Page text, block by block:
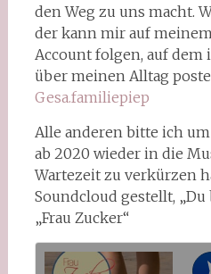
den Weg zu uns macht.
der kann mir auf
Account folgen, auf dem
über meinen Alltag
Gesa.familiepiep
Alle anderen bitte ich
ab 2020 wieder in die
Wartezeit zu verkürzen
Soundcloud gestellt,
„Frau Zucker“